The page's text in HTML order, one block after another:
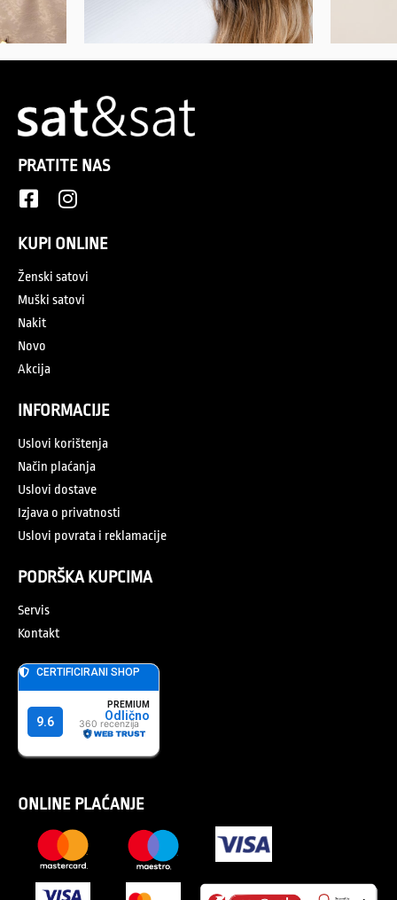
PRATITE NAS
KUPI ONLINE
Ženski satovi
Muški satovi
Nakit
Novo
Akcija
INFORMACIJE
Uslovi korištenja
Način plaćanja
Uslovi dostave
Izjava o privatnosti
Uslovi povrata i reklamacije
PODRŠKA KUPCIMA
Servis
Kontakt
ONLINE PLAĆANJE